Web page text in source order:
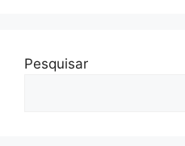
Pesquisar